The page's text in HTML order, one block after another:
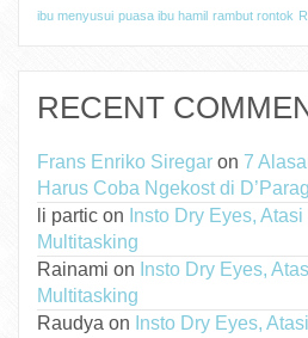
ibu menyusui puasa ibu hamil rambut rontok
RECENT
Frans Enriko Siregar on 7
Harus Coba Ngekost di
li partic on Insto Dry Eyes,
Multitasking
Rainami on Insto Dry Eyes,
Multitasking
Raudya on Insto Dry Eyes,